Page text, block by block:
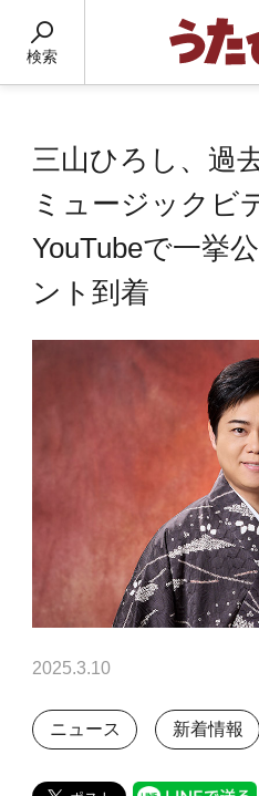
検索
三山ひろし、過
ミュージックビ
YouTubeで一挙
ント到着
2025.3.10
ニュース 新着情報